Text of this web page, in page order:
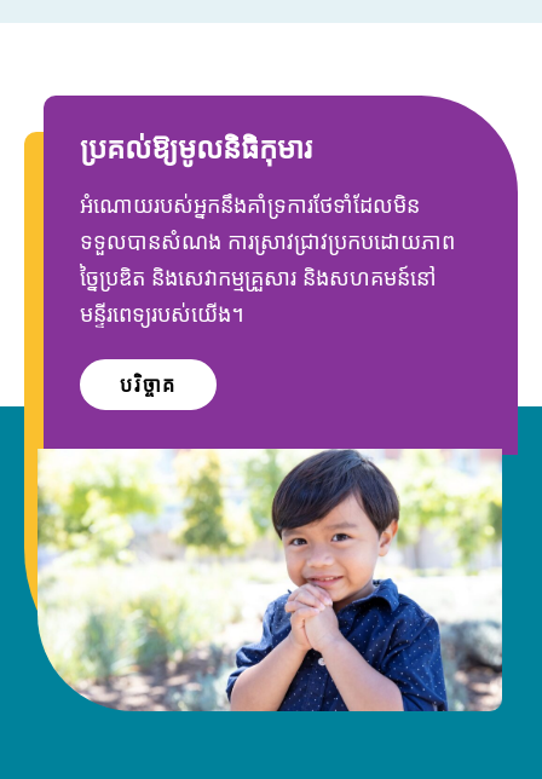
ប្រគល់ឱ្យមូលនិធិកុមារ
អំណោយរបស់អ្នកនឹងគាំទ្រការថែទាំដែលមិន
ទទួលបានសំណង ការស្រាវជ្រាវប្រកបដោយភាព
ច្នៃប្រឌិត និងសេវាកម្មគ្រួសារ និងសហគមន៍នៅ
មន្ទីរពេទ្យរបស់យើង។
បរិច្ចាគ